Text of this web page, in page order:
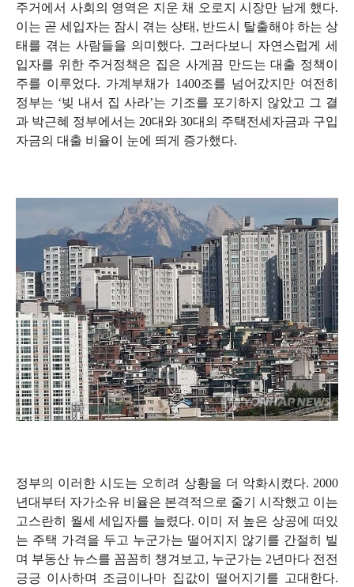
주거에서 사회의 영역은 지운 채 오로지 시장만 남게 했다.
이는 곧 세입자는 잠시 겪는 상태 , 반드시 탈출해야 하는 상
태를 겪는 사람들을 의미했다. 그러다보니 자연스럽게 세
입자를 위한 주거정책은 집은 사게끔 만드는 대출 정책이
주를 이루었다. 가계부채가 1400조를 넘어갔지만 여전히
정부는 ‘빚 내서 집 사라’는 기조를 포기하지 않았고 그 결
과 박근혜 정부에서는 20대와 30대의 주택전세자금과 구입
자금의 대출 비율이 눈에 띄게 증가했다.
정부의 이러한 시도는 오히려 상황을 더 악화시켰다. 2000
년대부터 자가소유 비율은 본격적으로 줄기 시작했고 이는
고스란히 월세 세입자를 늘렸다. 이미 저 높은 상공에 떠있
는 주택 가격을 두고 누군가는 떨어지지 않기를 간절히 빌
며 부동산 뉴스를 꼼꼼히 챙겨보고, 누군가는 2년마다 전전
긍긍 이사하며 조금이나마 집값이 떨어지기를 고대한다.